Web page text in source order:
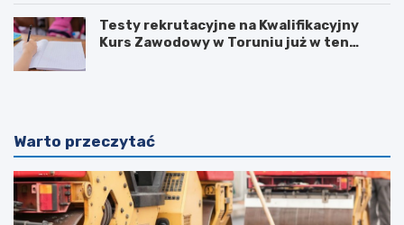
Testy rekrutacyjne na Kwalifikacyjny
Kurs Zawodowy w Toruniu już w ten
Warto przeczytać